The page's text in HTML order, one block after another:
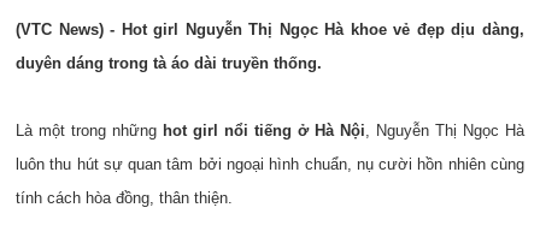
(VTC News) - Hot girl Nguyễn Thị Ngọc Hà khoe vẻ đẹp dịu dàng,
duyên dáng trong tà áo dài truyền thống.
Là một trong những hot girl nổi tiếng ở Hà Nội, Nguyễn Thị Ngọc Hà
luôn thu hút sự quan tâm bởi ngoại hình chuẩn, nụ cười hồn nhiên cùng
tính cách hòa đồng, thân thiện.